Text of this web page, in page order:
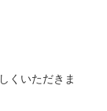
くいただきま